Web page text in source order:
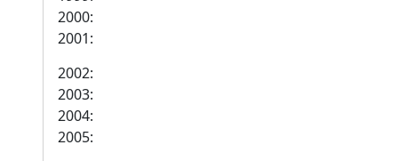
2000:
2001:
2002:
2003:
2004:
2005: